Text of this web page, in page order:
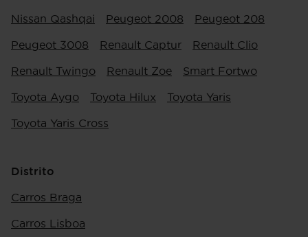
Nissan Qashqai Peugeot 2008 Peugeot 208
Peugeot 3008 Renault Captur Renault Clio
Renault Twingo Renault Zoe Smart Fortwo
Toyota Aygo Toyota Hilux Toyota Yaris
Toyota Yaris Cross
Distrito
Carros Braga
Carros Lisboa